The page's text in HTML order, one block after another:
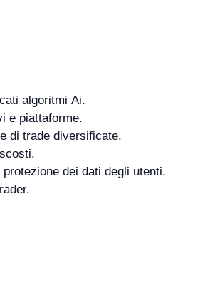
algoritmi Ai.
e piattaforme.
di trade diversificate.
dei dati degli utenti.